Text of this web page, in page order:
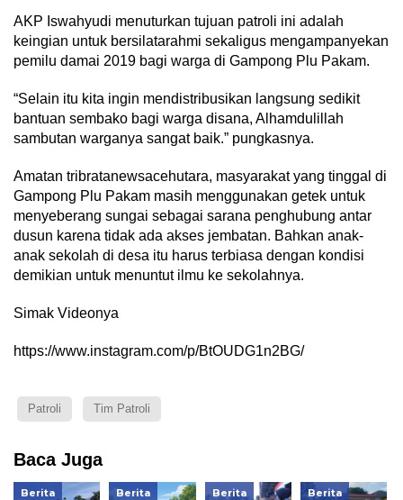
AKP Iswahyudi menuturkan tujuan patroli ini adalah
keingian untuk bersilatarahmi sekaligus mengampanyekan
pemilu damai 2019 bagi warga di Gampong Plu Pakam.
“Selain itu kita ingin mendistribusikan langsung sedikit
bantuan sembako bagi warga disana, Alhamdulillah
sambutan warganya sangat baik.” pungkasnya.
Amatan tribratanewsacehutara, masyarakat yang tinggal di
Gampong Plu Pakam masih menggunakan getek untuk
menyeberang sungai sebagai sarana penghubung antar
dusun karena tidak ada akses jembatan. Bahkan anak-
anak sekolah di desa itu harus terbiasa dengan kondisi
demikian untuk menuntut ilmu ke sekolahnya.
Simak Videonya
https://www.instagram.com/p/BtOUDG1n2BG/
Patroli Tim Patroli
Baca Juga
Berita Berita Berita Berita